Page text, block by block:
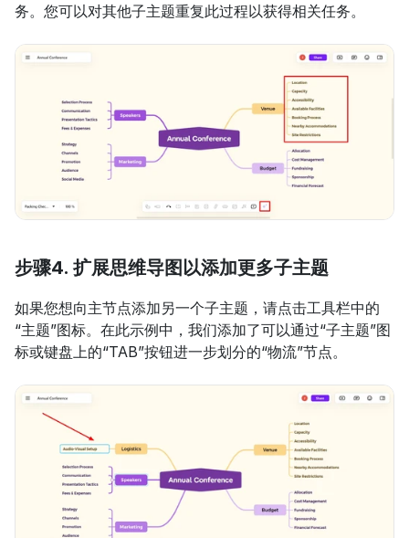
务。您可以对其他子主题重复此过程以获得相关任务。
步骤4. 扩展思维导图以添加更多子主题
如果您想向主节点添加另一个子主题，请点击工具栏中的
“主题”图标。在此示例中，我们添加了可以通过“子主题”图
标或键盘上的“TAB”按钮进一步划分的“物流”节点。